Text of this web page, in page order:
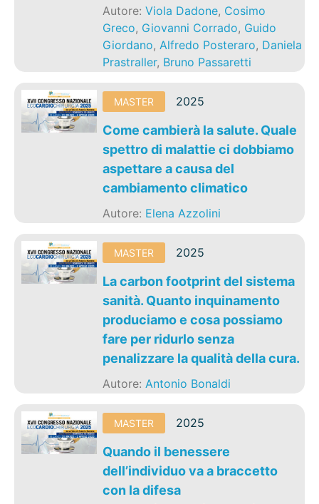
Autore:Viola Dadone, Cosimo
Greco, Giovanni Corrado, Guido
Giordano,Alfredo Posteraro, Daniela
Prastraller, Bruno Passaretti
MASTER 2025
Come cambierà la salute. Quale
spettro di malattie ci dobbiamo
aspettare a causa del
cambiamento climatico
Autore: Elena Azzolini
MASTER 2025
La carbon footprint del sistema
sanità. Quanto inquinamento
produciamo e cosa possiamo
fare per ridurlo senza
penalizzare la qualità della cura.
Autore:Antonio Bonaldi
MASTER 2025
Quando il benessere
dell’individuo va a braccetto
con la difesa